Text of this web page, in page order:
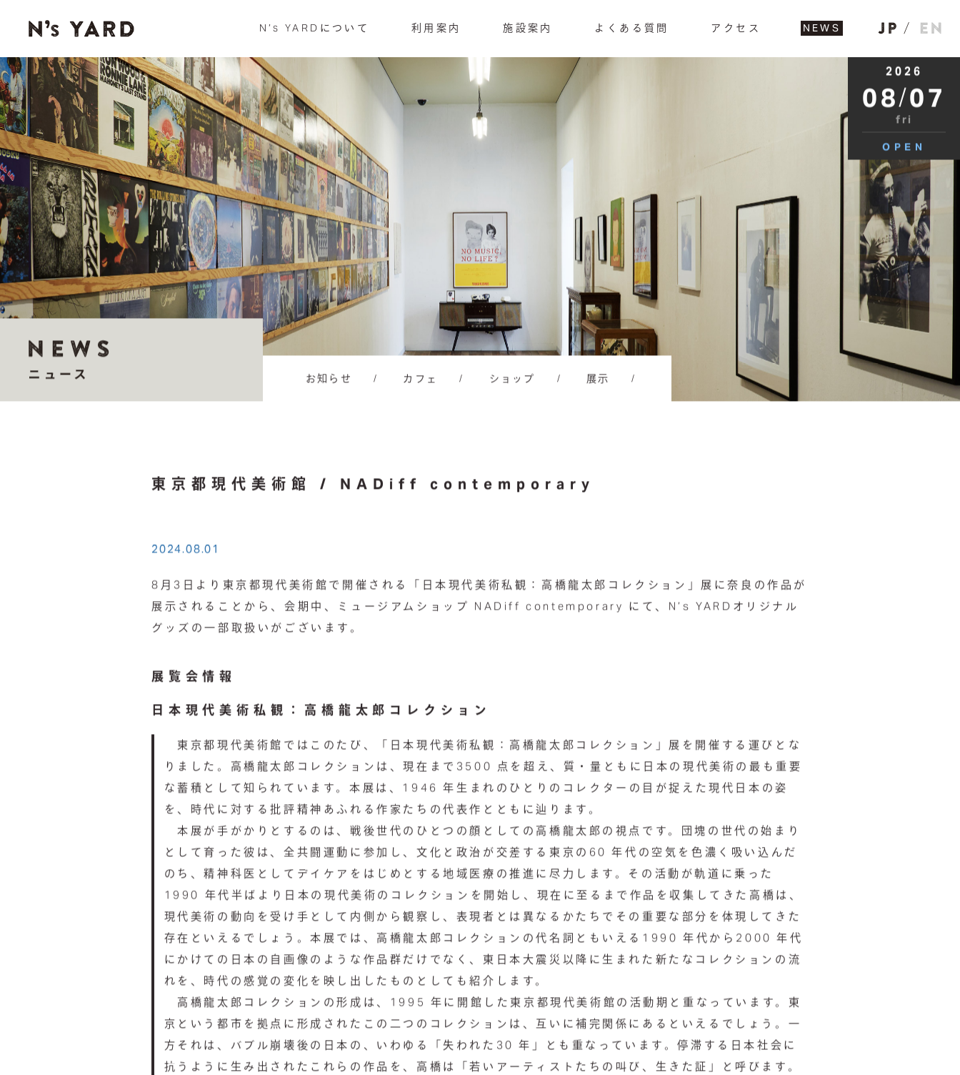
N’s YARDについて 利用案内 施設案内 よくある質問 アクセス NEWS
2026
08/07
fri
OPEN
お知らせ / カフェ / ショップ / 展示 /
2024.08.01
8月3日より東京都現代美術館で開催される「日本現代美術私観：高橋龍太郎コレクション」展に奈良の作品が
展示されることから、会期中、ミュージアムショップ NADiff contemporary にて、N’s YARDオリジナル
グッズの一部取扱いがございます。
展覧会情報
日本現代美術私観：高橋龍太郎コレクション
東京都現代美術館ではこのたび、「日本現代美術私観：高橋龍太郎コレクション」展を開催する運びとな
りました。高橋龍太郎コレクションは、現在まで3500 点を超え、質・量ともに日本の現代美術の最も重要
な蓄積として知られています。本展は、1946 年生まれのひとりのコレクターの目が捉えた現代日本の姿
を、時代に対する批評精神あふれる作家たちの代表作とともに辿ります。
本展が手がかりとするのは、戦後世代のひとつの顔としての高橋龍太郎の視点です。団塊の世代の始まり
として育った彼は、全共闘運動に参加し、文化と政治が交差する東京の60 年代の空気を色濃く吸い込んだ
のち、精神科医としてデイケアをはじめとする地域医療の推進に尽力します。その活動が軌道に乗った
1990 年代半ばより日本の現代美術のコレクションを開始し、現在に至るまで作品を収集してきた高橋は、
現代美術の動向を受け手として内側から観察し、表現者とは異なるかたちでその重要な部分を体現してきた
存在といえるでしょう。本展では、高橋龍太郎コレクションの代名詞ともいえる1990 年代から2000 年代
にかけての日本の自画像のような作品群だけでなく、東日本大震災以降に生まれた新たなコレクションの流
れを、時代の感覚の変化を映し出したものとしても紹介します。
高橋龍太郎コレクションの形成は、1995 年に開館した東京都現代美術館の活動期と重なっています。東
京という都市を拠点に形成されたこの二つのコレクションは、互いに補完関係にあるといえるでしょう。一
方それは、バブル崩壊後の日本の、いわゆる「失われた30 年」とも重なっています。停滞する日本社会に
抗うように生み出されたこれらの作品を、高橋は「若いアーティストたちの叫び、生きた証」と呼びます。